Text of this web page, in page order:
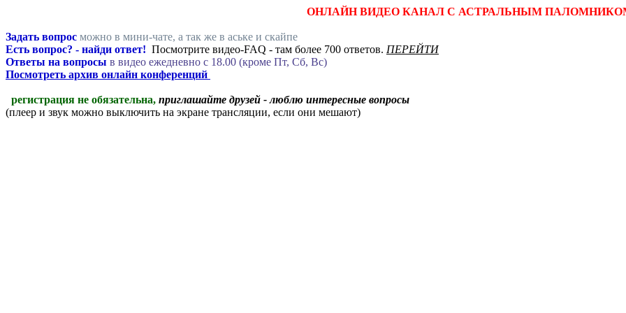
ОНЛАЙН ВИДЕО КАНАЛ С АСТРАЛЬНЫМ
Задать вопрос можно в мини-чате, а так же в аське и скайпе
Есть вопрос? - найди ответ! Посмотрите видео-FAQ - там более 700 ответов. ПЕРЕЙТИ
Ответы на вопросы в видео ежедневно c 18.00 (кроме Пт, Сб, Вс)
Посмотреть архив онлайн конференций
регистрация не обязательна, приглашайте друзей - люблю интересные вопросы
(плеер и звук можно выключить на экране трансляции, если они мешают)